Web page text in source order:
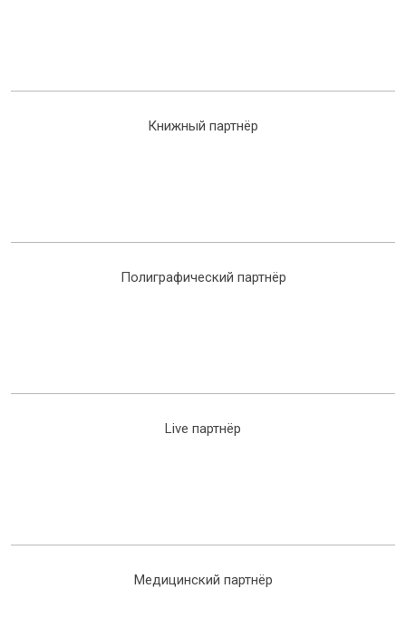
Книжный партнёр
Полиграфический партнёр
Live партнёр
Медицинский партнёр